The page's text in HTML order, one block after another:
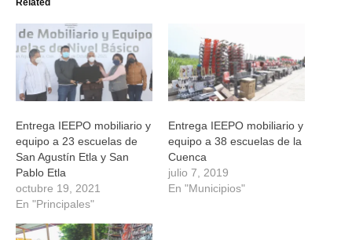
abre
una
ventana
nueva)
una
ventana
nueva)
una
ventana
nueva)
Related
Entrega IEEPO mobiliario y
equipo a 23 escuelas de
San Agustín Etla y San
Pablo Etla
octubre 19, 2021
En "Principales"
Entrega IEEPO mobiliario y
equipo a 38 escuelas de la
Cuenca
julio 7, 2019
En "Municipios"